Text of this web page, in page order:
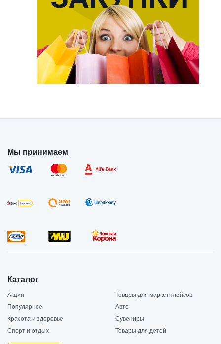
Мы принимаем
Каталог
Акции
Товары для маркетплейсов
Популярное
Авто
Красота и здоровье
Сувениры
Спорт и отдых
Товары для детей